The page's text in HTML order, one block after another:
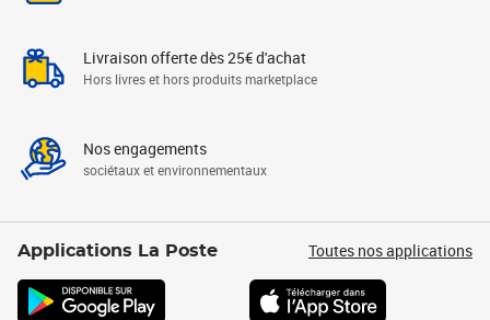
Livraison offerte dès 25€ d'achat
Hors livres et hors produits marketplace
Nos engagements
sociétaux et environnementaux
Applications La Poste Toutes nos applications